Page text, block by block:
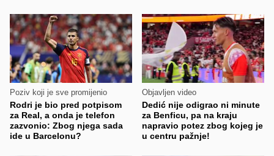
Poziv koji je sve promijenio
Rodri je bio pred potpisom
za Real, a onda je telefon
zazvonio: Zbog njega sada
ide u Barcelonu?
Objavljen video
Dedić nije odigrao ni minute
za Benficu, pa na kraju
napravio potez zbog kojeg je
u centru pažnje!